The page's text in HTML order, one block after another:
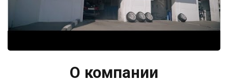
О компании